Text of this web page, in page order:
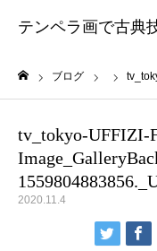
テンペラ画で古典
ブログ tv_tokyo-
tv_tokyo-UFFIZI-
2020.11.4